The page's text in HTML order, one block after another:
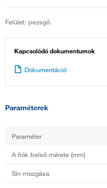
Felület: pezsgő.
Kapcsolódó dokumentumok
Dokumentáció
Paraméterek
Paraméter
A fiók belső mérete (mm)
Sín mozgása